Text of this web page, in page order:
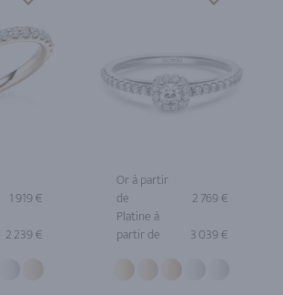
1 919 €
2 239 €
Or à partir
de
2 769 €
Platine à
partir de
3 039 €